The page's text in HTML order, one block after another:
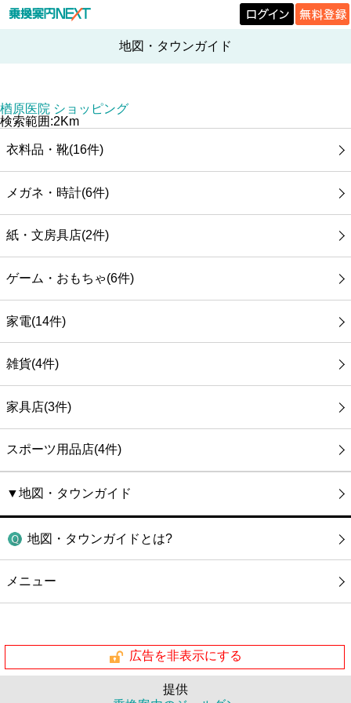
地図・タウンガイド
楢原医院 ショッピング
検索範囲:2Km
衣料品・靴(16件)
メガネ・時計(6件)
紙・文房具店(2件)
ゲーム・おもちゃ(6件)
家電(14件)
雑貨(4件)
家具店(3件)
スポーツ用品店(4件)
▼地図・タウンガイド
地図・タウンガイドとは?
メニュー
広告を非表示にする
提供